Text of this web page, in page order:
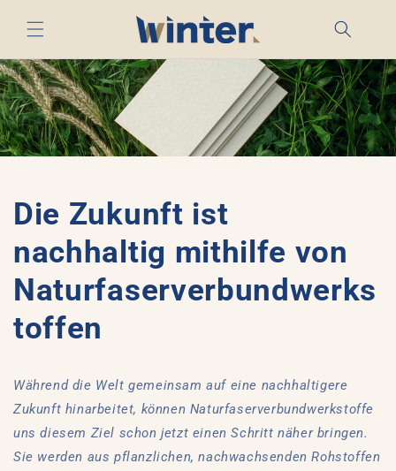
zum
Inhalt
Die Zukunft ist
nachhaltig mithilfe von
Naturfaserverbundwerks
toffen
Während die Welt gemeinsam auf eine nachhaltigere
Zukunft hinarbeitet, können Naturfaserverbundwerkstoffe
uns diesem Ziel schon jetzt einen Schritt näher bringen.
Sie werden aus pflanzlichen, nachwachsenden Rohstoffen